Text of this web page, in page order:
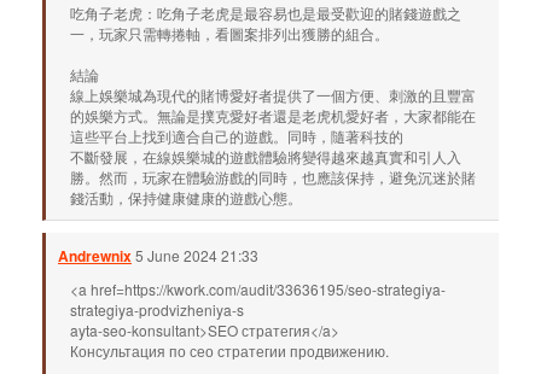
吃角子老虎：吃角子老虎是最容易也是最受歡迎的賭錢遊戲之
一，玩家只需轉捲軸，看圖案排列出獲勝的組合。
結論
線上娛樂城為現代的賭博愛好者提供了一個方便、刺激的且豐富
的娛樂方式。無論是撲克愛好者還是老虎机愛好者，大家都能在
這些平台上找到適合自己的遊戲。同時，隨著科技的
不斷發展，在線娛樂城的遊戲體驗將變得越來越真實和引人入
勝。然而，玩家在體驗游戲的同時，也應該保持，避免沉迷於賭
錢活動，保持健康健康的遊戲心態。
Andrewnix5 June 2024 21:33
<a href=https://kwork.com/audit/33636195/seo-strategiya-
strategiya-prodvizheniya-s
ayta-seo-konsultant>SEO стратегия</a>
Консультация по сео стратегии продвижению.